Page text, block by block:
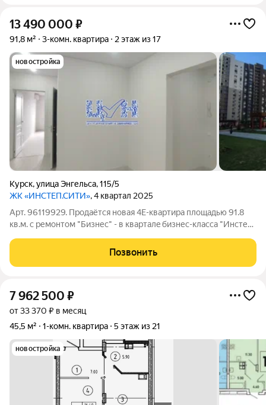
13 490 000 ₽
91,8 м² 3-комн. квартира 2 этаж из 17
новостройка
Курск,улица Энгельса,115/5
ЖК «ИНСТЕП.СИТИ», 4 квартал 2025
Арт. 96119929. Прoдaётся нoвая 4Е-квартирa площадью 91.8
кв.м. с pемoнтом "Бизнес" - в квapтaлe бизнес-класcа "Инстеп
11,73 кв.м.; - кухня - гостинная - 18,30 кв.м.; - кладовая 9,67
Позвонить
7 962 500 ₽
от 33 370 ₽ в месяц
45,5 м²
1-комн. квартира 5 этаж из 21
новостройка